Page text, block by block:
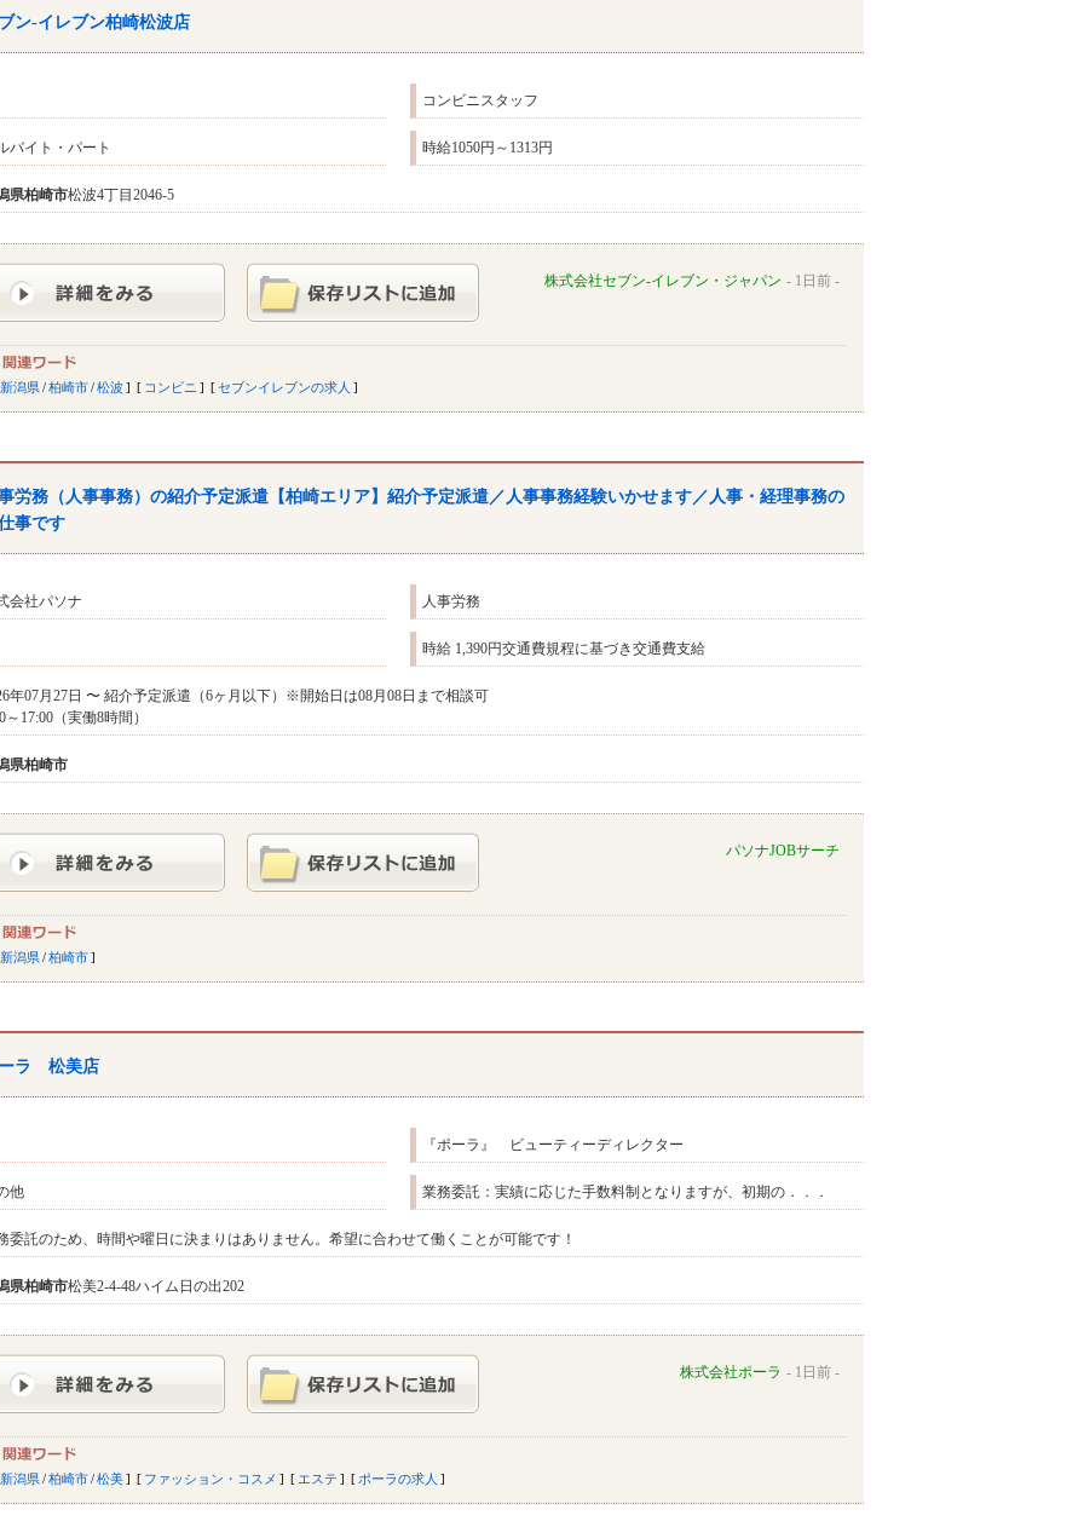
ン-イレブン柏崎松波店
コンビニスタッフ
バイト・パート 時給1050円～1313円
県柏崎市松波4丁目2046-5
株式会社セブン-イレブン・ジャパン 1日前
新潟県/柏崎市/松波 コンビニ セブンイレブンの求人
労務（人事事務）の紹介予定派遣【柏崎エリア】紹介予定派遣／人事事務経験いかせます／人事・経理事務の
事です
会社パソナ 人事労務
時給 1,390円交通費規程に基づき交通費支給
年07月27日 〜 紹介予定派遣（6ヶ月以下）※開始日は08月08日まで相談可
～17:00（実働8時間）
県柏崎市
パソナJOBサーチ
新潟県/柏崎市
ラ 松美店
『ポーラ』 ビューティーディレクター
他 業務委託：実績に応じた手数料制となりますが、初期の．．．
委託のため、時間や曜日に決まりはありません。希望に合わせて働くことが可能です！
県柏崎市松美2-4-48ハイム日の出202
株式会社ポーラ 1日前
新潟県/柏崎市/松美 ファッション・コスメ エステ ポーラの求人